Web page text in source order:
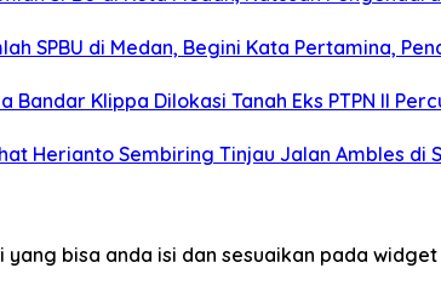
SPBU di Medan, Begini Kata Pertamina,
Bandar Klippa Dilokasi Tanah Eks PTPN II
Herianto Sembiring Tinjau Jalan Ambles di
yang bisa anda isi dan sesuaikan pada widget